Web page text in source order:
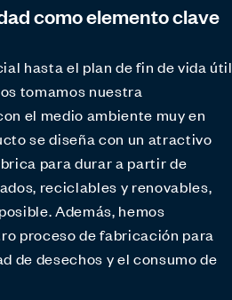
como elemento clave
hasta el plan de fin de vida útil
tomamos nuestra
el medio ambiente muy en
se diseña con un atractivo
para durar a partir de
reciclables y renovables,
Además, hemos
proceso de fabricación para
de desechos y el consumo de